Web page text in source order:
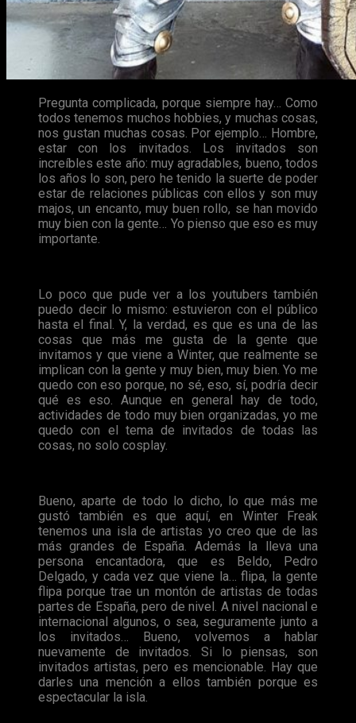
Pregunta complicada, porque siempre hay… Como
todos tenemos muchos hobbies, y muchas cosas,
nos gustan muchas cosas. Por ejemplo… Hombre,
estar con los invitados. Los invitados son
increíbles este año: muy agradables, bueno, todos
los años lo son, pero he tenido la suerte de poder
estar de relaciones públicas con ellos y son muy
majos, un encanto, muy buen rollo, se han movido
muy bien con la gente… Yo pienso que eso es muy
importante.
Lo poco que pude ver a los youtubers también
puedo decir lo mismo: estuvieron con el público
hasta el final. Y, la verdad, es que es una de las
cosas que más me gusta de la gente que
invitamos y que viene a Winter, que realmente se
implican con la gente y muy bien, muy bien. Yo me
quedo con eso porque, no sé, eso, sí, podría decir
qué es eso. Aunque en general hay de todo,
actividades de todo muy bien organizadas, yo me
quedo con el tema de invitados de todas las
cosas, no solo cosplay.
Bueno, aparte de todo lo dicho, lo que más me
gustó también es que aquí, en Winter Freak
tenemos una isla de artistas yo creo que de las
más grandes de España. Además la lleva una
persona encantadora, que es Beldo, Pedro
Delgado, y cada vez que viene la… flipa, la gente
flipa porque trae un montón de artistas de todas
partes de España, pero de nivel. A nivel nacional e
internacional algunos, o sea, seguramente junto a
los invitados… Bueno, volvemos a hablar
nuevamente de invitados. Si lo piensas, son
invitados artistas, pero es mencionable. Hay que
darles una mención a ellos también porque es
espectacular la isla.